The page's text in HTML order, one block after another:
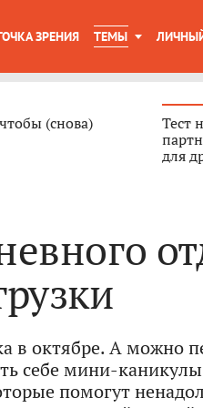
ЗРЕНИЯ ТЕМЫ
(снова)
Тест
для
в октябре. А можно
себе мини-
помогут